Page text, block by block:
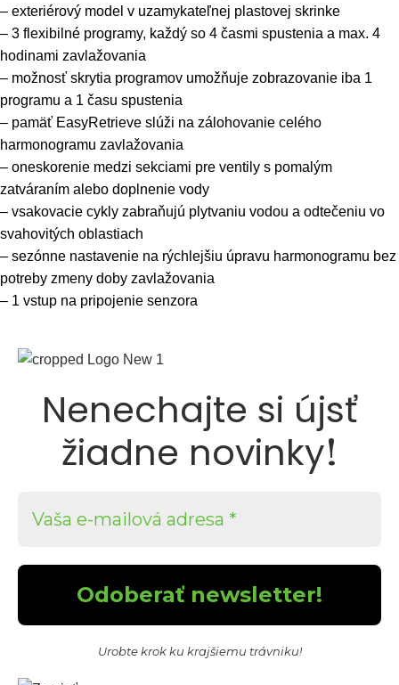
– exteriérový model v uzamykateľnej plastovej skrinke
– 3 flexibilné programy, každý so 4 časmi spustenia a max. 4
hodinami zavlažovania
– možnosť skrytia programov umožňuje zobrazovanie iba 1
programu a 1 času spustenia
– pamäť EasyRetrieve slúži na zálohovanie celého
harmonogramu zavlažovania
– oneskorenie medzi sekciami pre ventily s pomalým
zatváraním alebo doplnenie vody
– vsakovacie cykly zabraňujú plytvaniu vodou a odtečeniu vo
svahovitých oblastiach
– sezónne nastavenie na rýchlejšiu úpravu harmonogramu bez
potreby zmeny doby zavlažovania
– 1 vstup na pripojenie senzora
Nenechajte si újsť
žiadne novinky!
Urobte krok ku krajšiemu trávniku!